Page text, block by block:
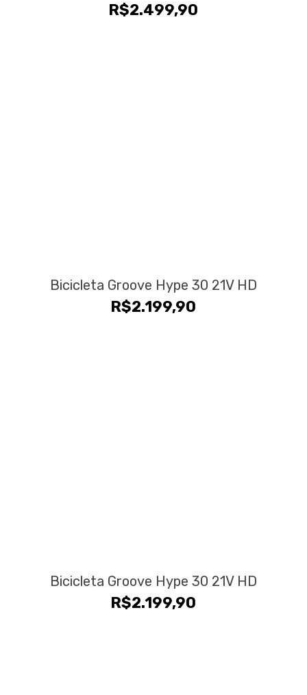
R$2.499,90
Bicicleta Groove Hype 30 21V HD
R$2.199,90
Bicicleta Groove Hype 30 21V HD
R$2.199,90